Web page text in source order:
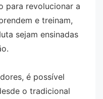
para revolucionar a
e treinam,
sejam ensinadas
é possível
o tradicional